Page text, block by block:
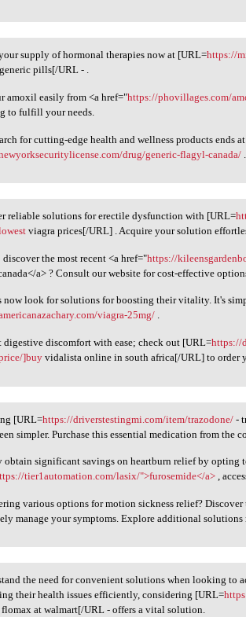
your supply of
supply of hormonal therapies now at [URL=https://
pills[/URL - .
amoxil easily from <a href="https://phovillages.com/
to fulfill your needs.
for cutting-edge health and wellness products ends at
drug/generic-flagyl-canada/
reliable solutions
reliable solutions for erectile dysfunction with [URL=
viagra prices[/URL] . Acquire your solution
discover the most recent <a href="https://
a> ? Consult our website for cost-effective
look for solutions for boosting their vitality. It's
viagra-25mg/ .
digestive discomfort with ease; check out [URL=https://
]buy vidalista online in south africa[/URL] to order
[URL=https:/
[URL=https://driverstestingmi.com/item/trazodone/ -
simpler. Purchase this essential medication from the
obtain significant savings on heartburn relief by opting
tier1automation.com/lasix/">furosemide</a>,
various options for motion sickness relief?
manage your symptoms. Explore additional solutions
the need for
the need for convenient solutions when looking to
their health issues efficiently, considering [URL=
flomax at walmart[/URL - offers a vital solution.